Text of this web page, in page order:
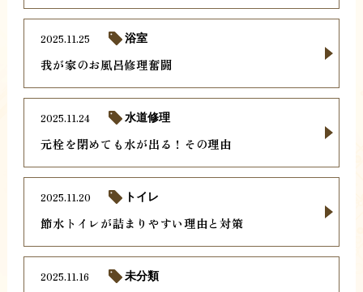
我が家のお風呂修理奮闘
2025.11.25 浴室
元栓を閉めても水が出る！その理由
2025.11.24 水道修理
節水トイレが詰まりやすい理由と対策
2025.11.20 トイレ
2025.11.16 未分類